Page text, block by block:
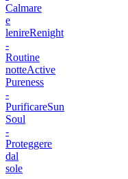
Calmare
e
lenireRenight
-
Routine
notteActive
Pureness
-
PurificareSun
Soul
-
Proteggere
dal
sole